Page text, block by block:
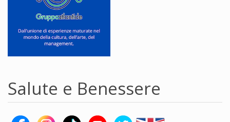
Salute e Benessere